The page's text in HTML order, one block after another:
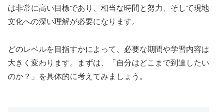
は非常に高い目標であり、相当な時間と努力、そして現地
文化への深い理解が必要になります。
どのレベルを目指すかによって、必要な期間や学習内容は
大きく変わります。まずは、「自分はどこまで到達したい
のか？」を具体的に考えてみましょう。